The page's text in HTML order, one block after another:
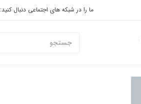
ما را در شبکه های اجتماعی دنبال کنید: